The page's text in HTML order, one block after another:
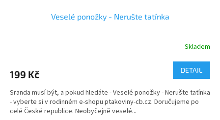
Veselé ponožky - Nerušte tatínka
je
z
5
hvězdiček.
Skladem
199 Kč DETAIL
Sranda musí být, a pokud hledáte - Veselé ponožky - Nerušte tatínka
- vyberte si v rodinném e-shopu ptakoviny-cb.cz. Doručujeme po
celé České republice. Neobyčejně veselé...